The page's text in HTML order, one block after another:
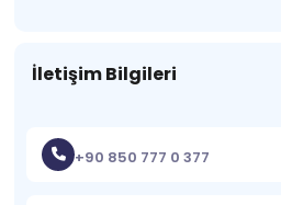
İletişim Bilgileri
+90 850 777 0 377